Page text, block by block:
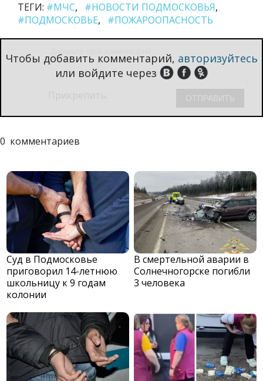
ТЕГИ: #МЧС
#НОВОСТИ ПОДМОСКОВЬЯ
#ПОДМОСКОВЬЕ
#ПОЖАРООПАСНОСТЬ
Чтобы добавить комментарий, авторизуйтесь
или войдите через
0 комментариев
Суд в Подмосковье
приговорил 14-летнюю
школьницу к 9 годам
колонии
В смертельной аварии в
Солнечногорске погибли
3 человека